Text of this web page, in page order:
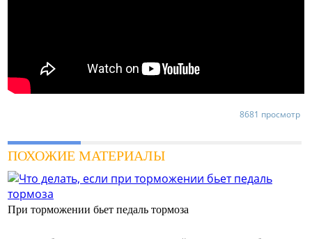
8681 просмотр
ПОХОЖИЕ МАТЕРИАЛЫ
При торможении бьет педаль тормоза